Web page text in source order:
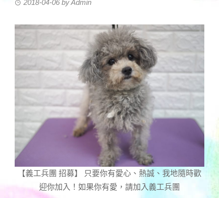
2018-04-06 byAdmin
【義工兵團 招募】 只要你有愛心、熱誠、我地隨時歡
迎你加入！如果你有愛，請加入義工兵團